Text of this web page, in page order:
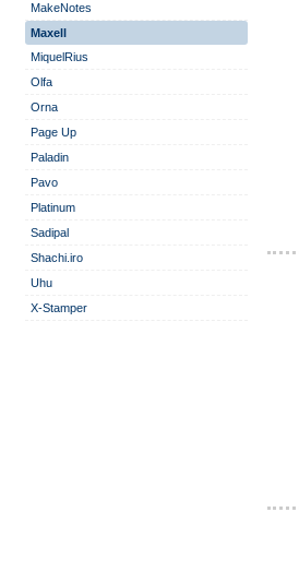
MakeNotes
Maxell
MiquelRius
Olfa
Orna
Page Up
Paladin
Pavo
Platinum
Sadipal
Shachi.iro
Uhu
X-Stamper